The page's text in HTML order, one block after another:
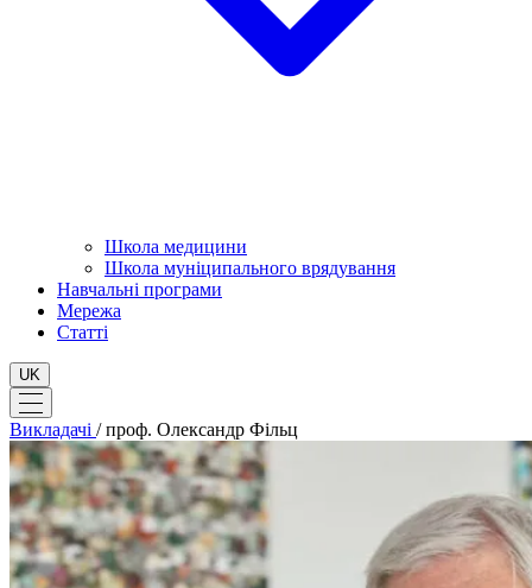
Школа медицини
Школа муніципального врядування
Навчальні програми
Мережа
Статті
UK
Викладачі / проф. Олександр Фільц